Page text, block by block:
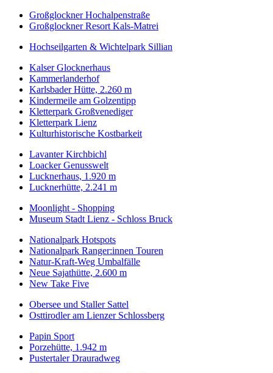
Großglockner Hochalpenstraße
Großglockner Resort Kals-Matrei
Hochseilgarten & Wichtelpark Sillian
Kalser Glocknerhaus
Kammerlanderhof
Karlsbader Hütte, 2.260 m
Kindermeile am Golzentipp
Kletterpark Großvenediger
Kletterpark Lienz
Kulturhistorische Kostbarkeit
Lavanter Kirchbichl
Loacker Genusswelt
Lucknerhaus, 1.920 m
Lucknerhütte, 2.241 m
Moonlight - Shopping
Museum Stadt Lienz - Schloss Bruck
Nationalpark Hotspots
Nationalpark Ranger:innen Touren
Natur-Kraft-Weg Umbalfälle
Neue Sajathütte, 2.600 m
New Take Five
Obersee und Staller Sattel
Osttirodler am Lienzer Schlossberg
Papin Sport
Porzehütte, 1.942 m
Pustertaler Drauradweg